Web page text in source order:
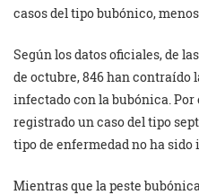
casos del tipo bubónico,
Según los datos oficiales, de
de octubre, 846 han contraído
infectado con la bubónica. Por
registrado un caso del tipo
tipo de enfermedad no ha sido
Mientras que la peste